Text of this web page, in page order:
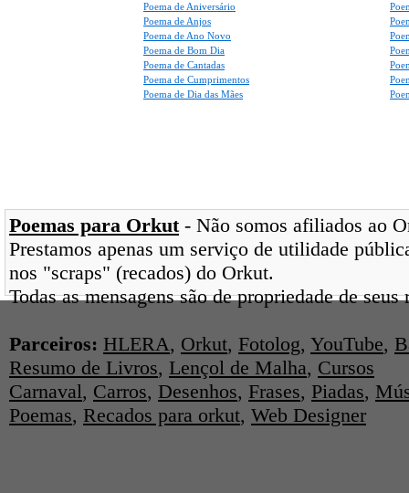
Poema de Aniversário
Poema de Anjos
Poema de Ano Novo
Poema de Bom Dia
Poema de Cantadas
Poema de Cumprimentos
Poema de Dia das Mães
Poemas para Orkut- Não somos afiliados ao
Prestamos apenas um serviço de utilidade
nos "scraps" (recados) do Orkut.
Todas as mensagens são de propriedade de
Parceiros: HLERA, Orkut, Fotolog, YouTube,
Resumo de Livros, Lençol de Malha, Cursos
Carnaval, Carros, Desenhos, Frases, Piadas,
Poemas, Recados para orkut, Web Designer